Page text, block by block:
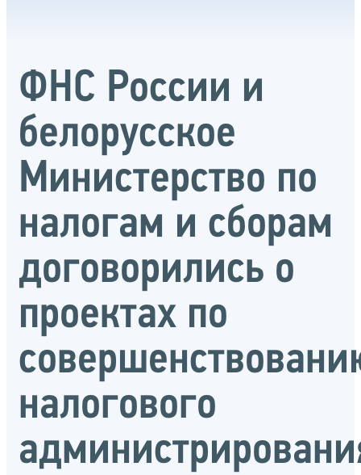
ФНС России и
белорусское
Министерство по
налогам и сборам
договорились о
проектах по
налогового